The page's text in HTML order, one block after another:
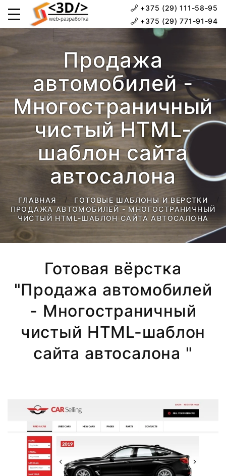
+375 (29) 111-58-95
+375 (29) 771-91-94
Продажа
автомобилей -
Многостраничный
чистый HTML-
шаблон сайта
автосалона
ГЛАВНАЯ
ГОТОВЫЕ ШАБЛОНЫ И ВЕРСТКИ
ПРОДАЖА АВТОМОБИЛЕЙ - МНОГОСТРАНИЧНЫЙ
ЧИСТЫЙ HTML-ШАБЛОН САЙТА АВТОСАЛОНА
Готовая вёрстка
"Продажа автомобилей
- Многостраничный
чистый HTML-шаблон
сайта автосалона "